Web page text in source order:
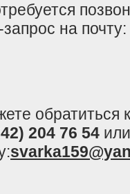
на почту:
204 76 54